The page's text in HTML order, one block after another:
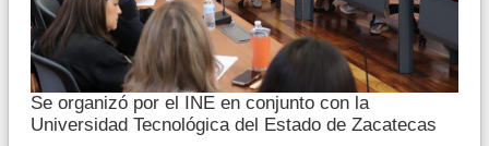
Se organizó por el INE en conjunto con la
Universidad Tecnológica del Estado de Zacatecas